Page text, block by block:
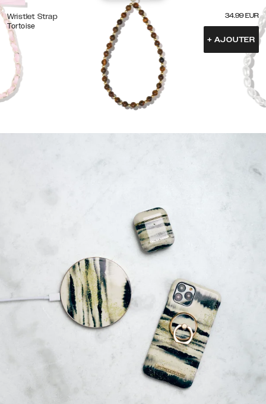
Wristlet Strap
Tortoise
34.99 EUR
+ AJOUTER